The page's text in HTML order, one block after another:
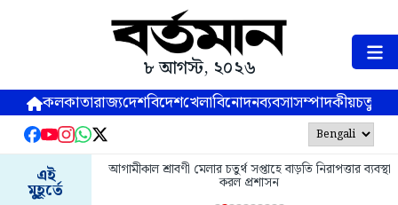
৮ আগস্ট, ২০২৬
কলকাতারাজ্যদেশবিদেশখেলাবিনোদনব্যবসাসম্পাদকীয়
এই
মুহূর্তে
আগামীকাল শ্রাবণী মেলার চতুর্থ সপ্তাহে বাড়তি নিরাপত্তার ব্যবস্থা
করল প্রশাসন